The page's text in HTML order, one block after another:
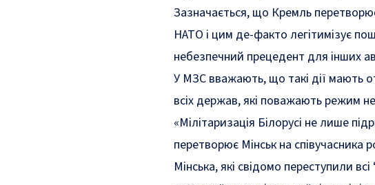
Зазначається, що Кремль
НАТО і цим де-факто легітимізує
небезпечний прецедент для інших
У МЗС вважають, що такі дії мають
всіх держав, які поважають режим
«Мілітаризація Білорусі не лише
перетворює Мінськ на співучасника
Мінська, які свідомо переступили